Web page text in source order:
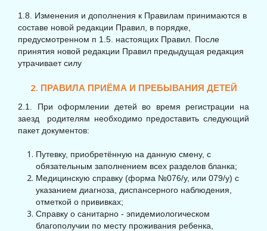
1.8. Изменения и дополнения к Правилам принимаются в
составе новой редакции Правил, в порядке,
предусмотренном п 1.5. настоящих Правил. После
принятия новой редакции Правил предыдущая редакция
утрачивает силу
2. ПРАВИЛА ПРИЁМА И ПРЕБЫВАНИЯ ДЕТЕЙ
2.1. При оформлении детей во время регистрации на
заезд родителям необходимо предоставить следующий
пакет документов:
Путевку, приобретённую на данную смену, с
обязательным заполнением всех разделов бланка;
Медицинскую справку (форма №076/у, или 079/у) с
указанием диагноза, диспансерного наблюдения,
отметкой о прививках;
Справку о санитарно - эпидемиологическом
благополучии по месту проживания ребенка,